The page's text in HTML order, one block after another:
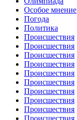
Особое мнение
Погода
Политика
Происшествия
Происшествия
Происшествия
Происшествия
Происшествия
Происшествия
Происшествия
Происшествия
Происшествия
Происшествия